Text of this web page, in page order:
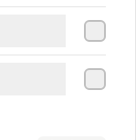
y cebollín,